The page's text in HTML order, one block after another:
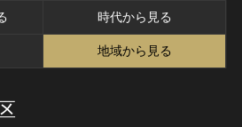
さらに詳細検索
時代から見る
地域から見る